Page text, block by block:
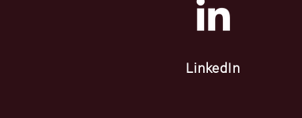
LinkedIn